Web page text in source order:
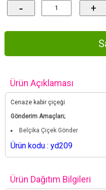
- +
Ürün Açıklaması
Cenaze kabir çiçeği
Gönderim Amaçları;
Belçika Çiçek Gönder
Ürün kodu : yd209
Ürün Dağıtım Bilgileri